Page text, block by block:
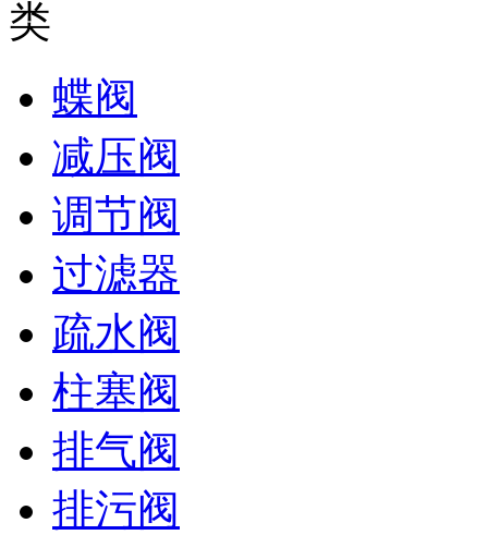
蝶阀
减压阀
调节阀
过滤器
疏水阀
柱塞阀
排气阀
排污阀